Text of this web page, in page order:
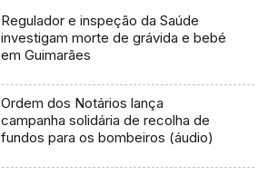
Regulador e inspeção da Saúde
investigam morte de grávida e bebé
em Guimarães
Ordem dos Notários lança
campanha solidária de recolha de
fundos para os bombeiros (áudio)